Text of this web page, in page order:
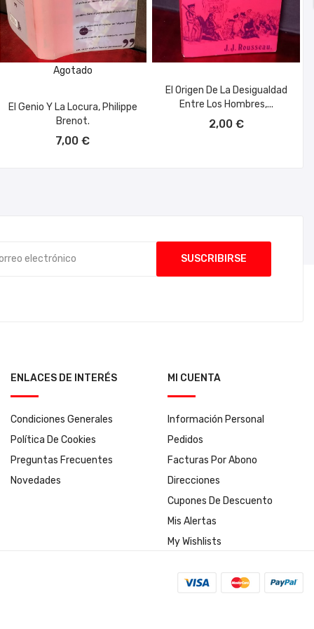
Agotado
El Genio Y La Locura, Philippe
Brenot.
7,00 €
El Origen De La Desigualdad
Entre Los Hombres,...
2,00 €
ENLACES DE INTERÉS
Condiciones Generales
Política De Cookies
Preguntas Frecuentes
Novedades
MI CUENTA
Información Personal
Pedidos
Facturas Por Abono
Direcciones
Cupones De Descuento
Mis Alertas
My Wishlists